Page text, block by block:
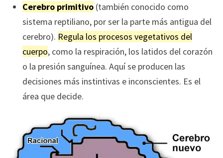
Cerebro primitivo(también conocido como
sistema reptiliano, por ser la parte más antigua del
cerebro). Regula los procesos vegetativos del
cuerpo, como la respiración, los latidos del corazón
o la presión sanguínea. Aquí se producen las
decisiones más instintivas e inconscientes. Es el
área que decide.